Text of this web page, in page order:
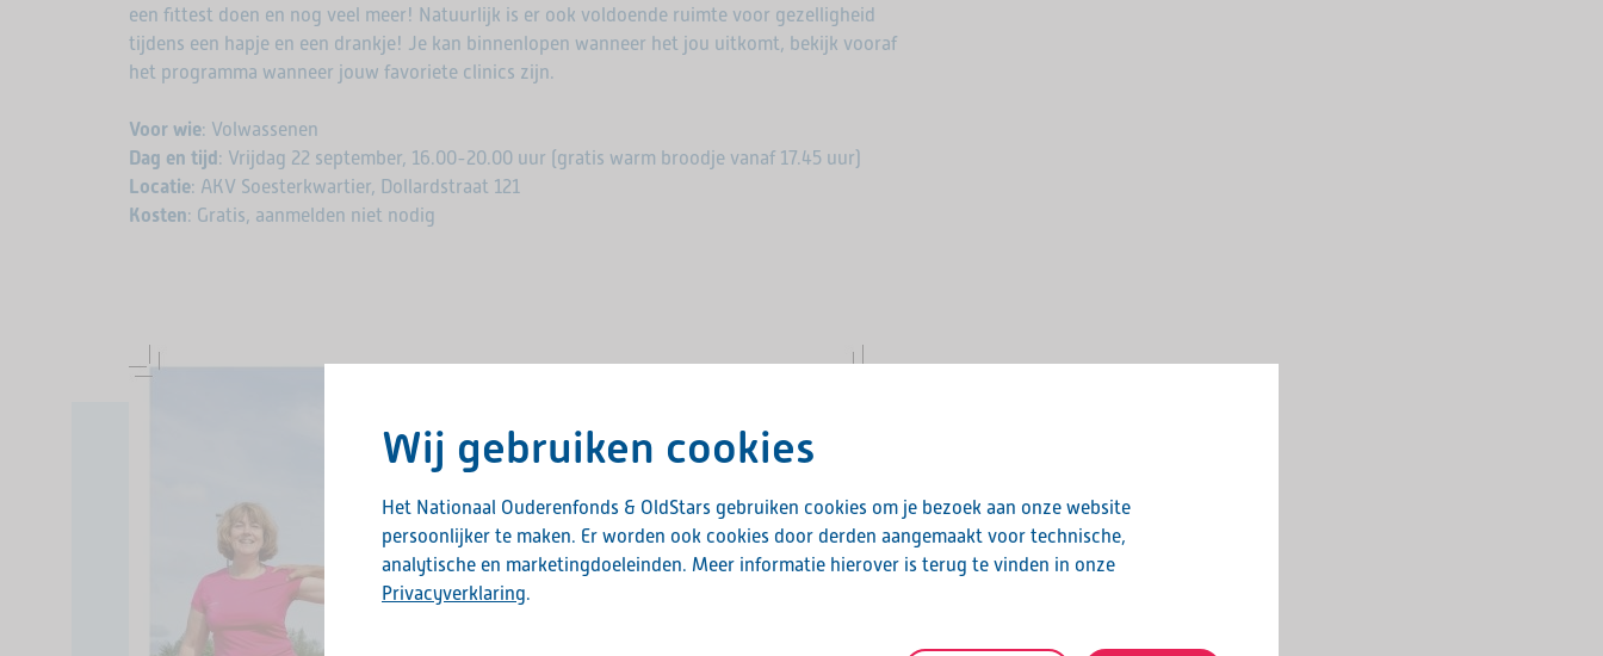
een fittest doen en nog veel meer! Natuurlijk is er ook voldoende ruimte voor gezelligheid
tijdens een hapje en een drankje! Je kan binnenlopen wanneer het jou uitkomt, bekijk vooraf
het programma wanneer jouw favoriete clinics zijn.
Voor wie: Volwassenen
Dag en tijd: Vrijdag 22 september, 16.00-20.00 uur (gratis warm broodje vanaf 17.45 uur)
Locatie: AKV Soesterkwartier, Dollardstraat 121
Kosten: Gratis, aanmelden niet nodig
Wij gebruiken cookies
Het Nationaal Ouderenfonds & OldStars gebruiken cookies om je bezoek aan onze website
persoonlijker te maken. Er worden ook cookies door derden aangemaakt voor technische,
analytische en marketingdoeleinden. Meer informatie hierover is terug te vinden in onze
Privacyverklaring.